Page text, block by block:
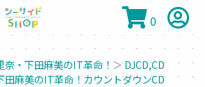
0
奈・下田麻美のIT革命！ ＞DJCD,CD
田麻美のIT革命！カウントダウンCD